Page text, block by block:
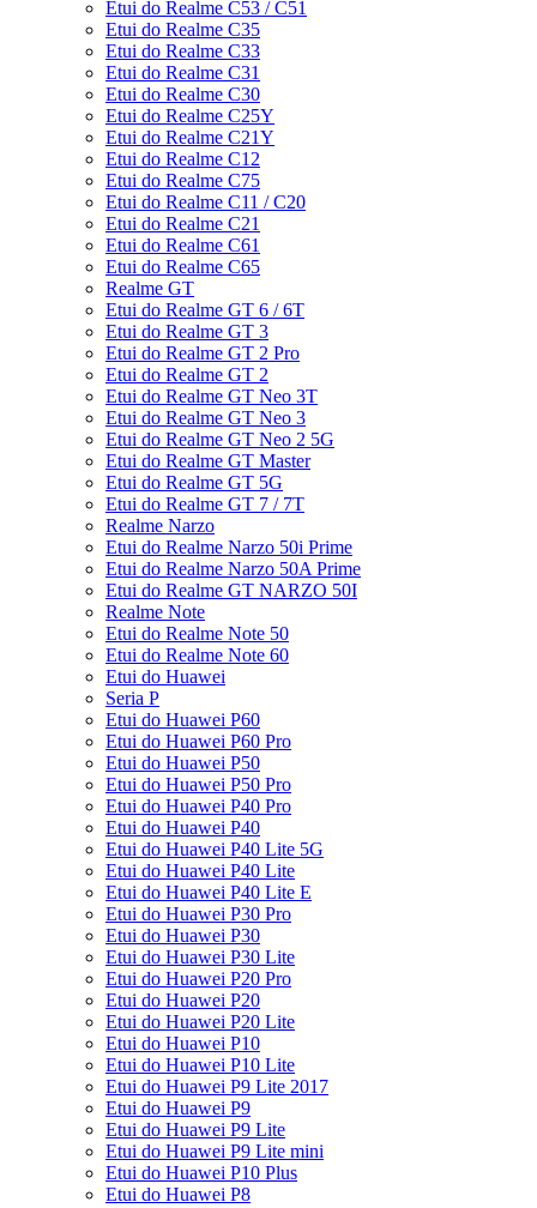
Etui do Realme C53 / C51
Etui do Realme C35
Etui do Realme C33
Etui do Realme C31
Etui do Realme C30
Etui do Realme C25Y
Etui do Realme C21Y
Etui do Realme C12
Etui do Realme C75
Etui do Realme C11 / C20
Etui do Realme C21
Etui do Realme C61
Etui do Realme C65
Realme GT
Etui do Realme GT 6 / 6T
Etui do Realme GT 3
Etui do Realme GT 2 Pro
Etui do Realme GT 2
Etui do Realme GT Neo 3T
Etui do Realme GT Neo 3
Etui do Realme GT Neo 2 5G
Etui do Realme GT Master
Etui do Realme GT 5G
Etui do Realme GT 7 / 7T
Realme Narzo
Etui do Realme Narzo 50i Prime
Etui do Realme Narzo 50A Prime
Etui do Realme GT NARZO 50I
Realme Note
Etui do Realme Note 50
Etui do Realme Note 60
Etui do Huawei
Seria P
Etui do Huawei P60
Etui do Huawei P60 Pro
Etui do Huawei P50
Etui do Huawei P50 Pro
Etui do Huawei P40 Pro
Etui do Huawei P40
Etui do Huawei P40 Lite 5G
Etui do Huawei P40 Lite
Etui do Huawei P40 Lite E
Etui do Huawei P30 Pro
Etui do Huawei P30
Etui do Huawei P30 Lite
Etui do Huawei P20 Pro
Etui do Huawei P20
Etui do Huawei P20 Lite
Etui do Huawei P10
Etui do Huawei P10 Lite
Etui do Huawei P9 Lite 2017
Etui do Huawei P9
Etui do Huawei P9 Lite
Etui do Huawei P9 Lite mini
Etui do Huawei P10 Plus
Etui do Huawei P8